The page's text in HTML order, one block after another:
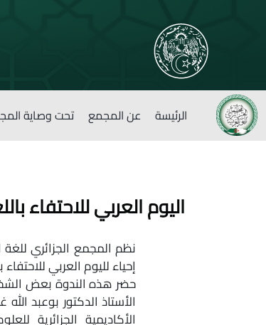
الرئيسة عن المجمع تحت وصاية
اليوم العربي للاحتفاء
إحياء لليوم العربي
حضر هذه الندوة بعض
الأستاذ الدكتور بوعبد
الأكاديمية الجزائرية